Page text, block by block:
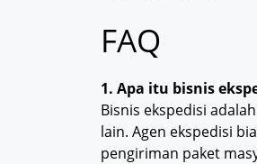
FAQ
1. Apa itu bisnis
Bisnis ekspedisi
lain. Agen ekspedisi
pengiriman paket